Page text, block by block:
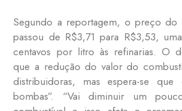
Segundo a reportagem, o preço do
passou de R$3,71 para R$3,53,
centavos por litro às refinarias. O
que a redução do valor do
distribuidoras, mas espera-se que
bombas”. “Vai diminuir um